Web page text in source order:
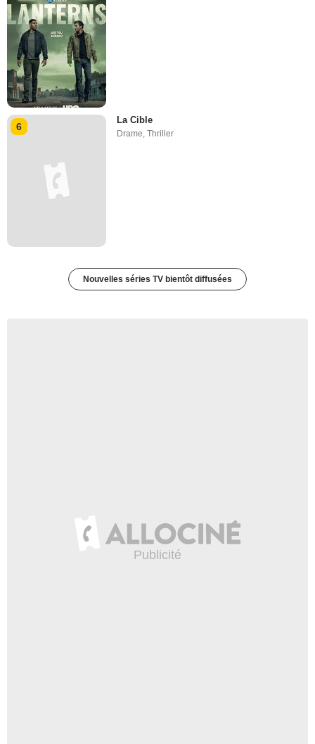
6
La Cible
Drame ,Thriller
Nouvelles séries TV bientôt diffusées